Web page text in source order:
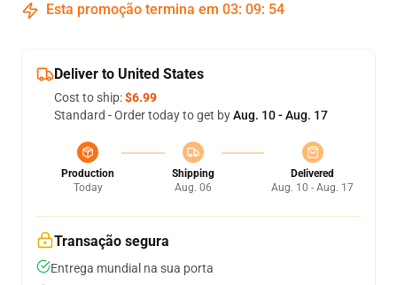
Esta promoção termina em 03: 09: 54
Deliver to United States
Cost to ship:$6.99
Standard - Order today to get byAug. 10 - Aug. 17
Production
Today
Shipping
Aug. 06
Delivered
Aug. 10 - Aug. 17
Transação segura
Entrega mundial na sua porta